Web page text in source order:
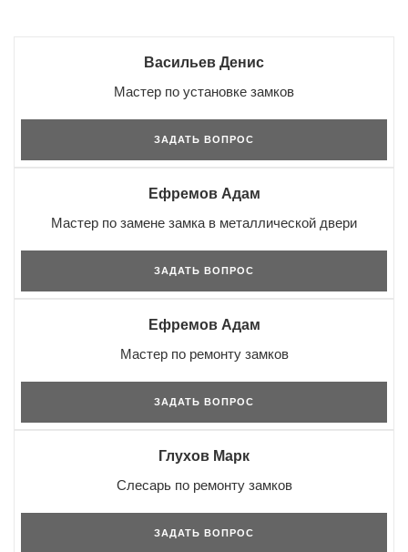
Васильев Денис
Мастер по установке замков
ЗАДАТЬ ВОПРОС
Ефремов Адам
Мастер по замене замка в металлической двери
ЗАДАТЬ ВОПРОС
Ефремов Адам
Мастер по ремонту замков
ЗАДАТЬ ВОПРОС
Глухов Марк
Слесарь по ремонту замков
ЗАДАТЬ ВОПРОС